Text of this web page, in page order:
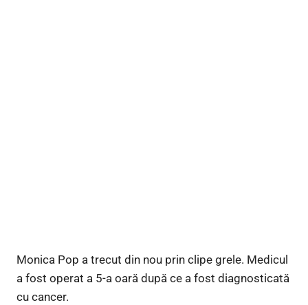
Monica Pop a trecut din nou prin clipe grele. Medicul
a fost operat a 5-a oară după ce a fost diagnosticată
cu cancer.